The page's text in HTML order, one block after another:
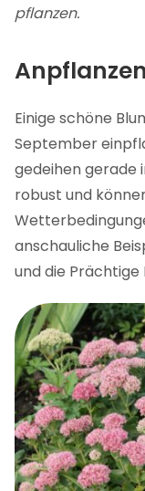
pflanzen.
Einige schöne
September
gedeihen gerade
robust und
anschauliche
und die Prächtige